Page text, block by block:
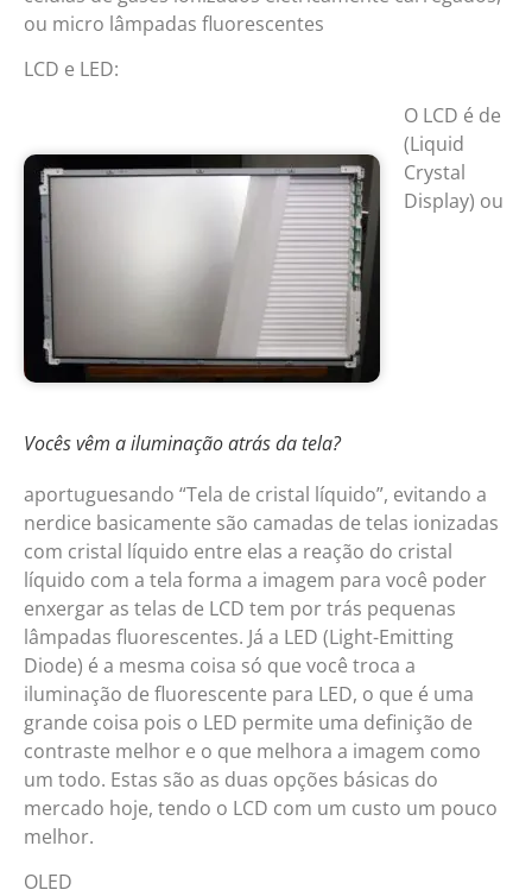
ou micro lâmpadas fluorescentes
LCD e LED:
Vocês vêm a iluminação atrás da tela?
O LCD é de
(Liquid
Crystal
Display) ou
aportuguesando “Tela de cristal líquido”, evitando a
nerdice basicamente são camadas de telas ionizadas
com cristal líquido entre elas a reação do cristal
líquido com a tela forma a imagem para você poder
enxergar as telas de LCD tem por trás pequenas
lâmpadas fluorescentes. Já a LED (Light-Emitting
Diode) é a mesma coisa só que você troca a
iluminação de fluorescente para LED, o que é uma
grande coisa pois o LED permite uma definição de
contraste melhor e o que melhora a imagem como
um todo. Estas são as duas opções básicas do
mercado hoje, tendo o LCD com um custo um pouco
melhor.
OLED